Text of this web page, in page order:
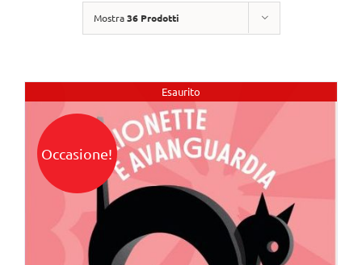
Mostra36 Prodotti
Esaurito
Occasione!